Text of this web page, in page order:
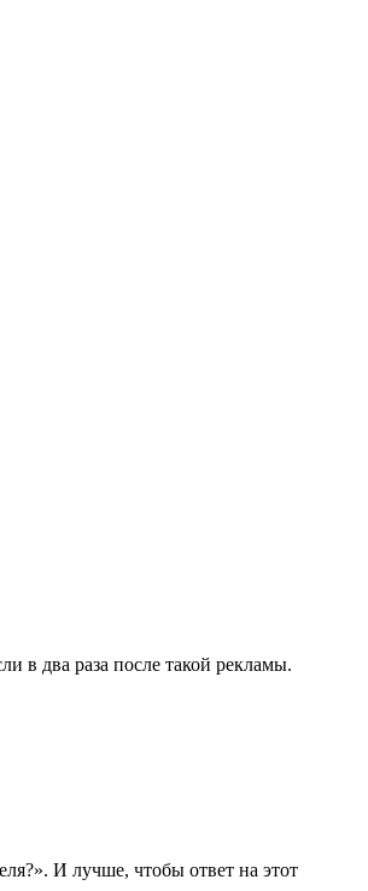
в два раза после такой рекламы.
И лучше, чтобы ответ на этот